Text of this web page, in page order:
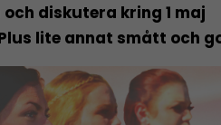
diskutera kring 1 maj
lite annat smått och